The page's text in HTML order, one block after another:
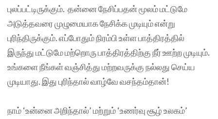
புலப்பட்டிருக்கும். தன்னை நேசிப்பதன் மூலம் மட்டுமே
அடுத்தவரை முழுமையாக நேசிக்க முடியும் என்று
புரிந்திருக்கும். எப்போதும் நிரம்பி உள்ள பாத்திரத்தில்
இருந்து மட்டுமே மற்றொரு பாத்திரத்திற்கு நீர் ஊற்ற முடியும்.
உங்களை நீங்கள் வஞ்சித்து மற்றவருக்கு நல்லது செய்ய
முடியாது. இது புரிந்தால் வாழ்வே வசந்தம்தான்!
நாம் ‘உன்னை அறிந்தால்’ மற்றும் ‘உணர்வு சூழ் உலகம்’